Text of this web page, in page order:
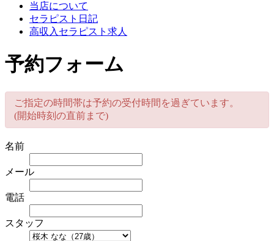
当店について
セラピスト日記
高収入セラピスト求人
予約フォーム
ご指定の時間帯は予約の受付時間を過ぎています。
(開始時刻の直前まで)
名前
メール
電話
スタッフ